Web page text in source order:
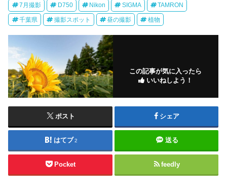
7月撮影 D750 Nikon SIGMA TAMRON
千葉県 撮影スポット 昼の撮影 植物
この記事が気に入ったら
いいねしよう！
ポスト シェア
はてブ2 送る
Pocket feedly